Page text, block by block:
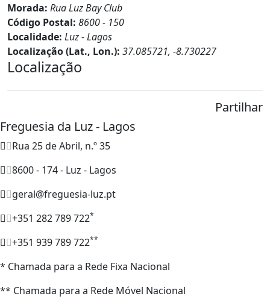
Morada: Rua Luz Bay Club
Código Postal: 8600 - 150
Localidade: Luz - Lagos
Localização (Lat., Lon.): 37.085721, -8.730227
Localização
Partilhar
Freguesia da Luz - Lagos
Rua 25 de Abril, n.º 35
8600 - 174 - Luz - Lagos
geral@freguesia-luz.pt
+351 282 789 722*
+351 939 789 722**
* Chamada para a Rede Fixa Nacional
** Chamada para a Rede Móvel Nacional